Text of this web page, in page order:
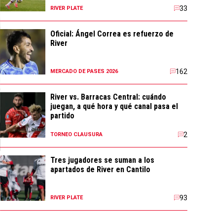
RIVER PLATE 33
Oficial: Ángel Correa es refuerzo de
River
MERCADO DE PASES 2026 162
River vs. Barracas Central: cuándo
juegan, a qué hora y qué canal pasa el
partido
TORNEO CLAUSURA 2
Tres jugadores se suman a los
apartados de River en Cantilo
RIVER PLATE 93